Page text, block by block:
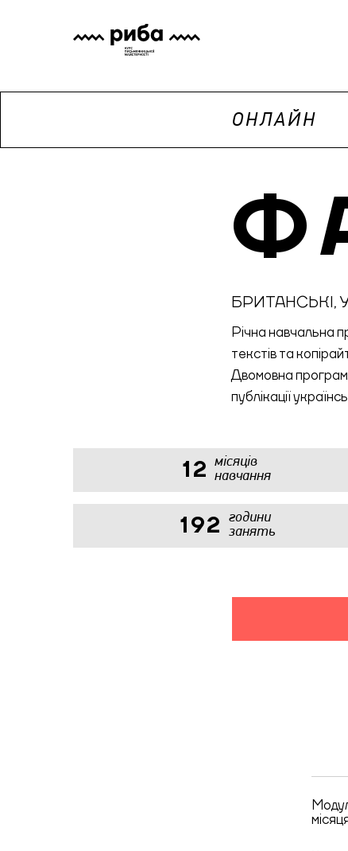
ОНЛАЙН
БРИТАНСЬКІ,
Річна навчальна
текстів та
Двомовна
публікації
місяців
навчання
12
години
занять
192